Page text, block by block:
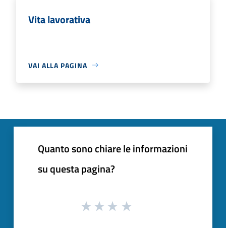
Vita lavorativa
VAI ALLA PAGINA
Quanto sono chiare le informazioni
su questa pagina?